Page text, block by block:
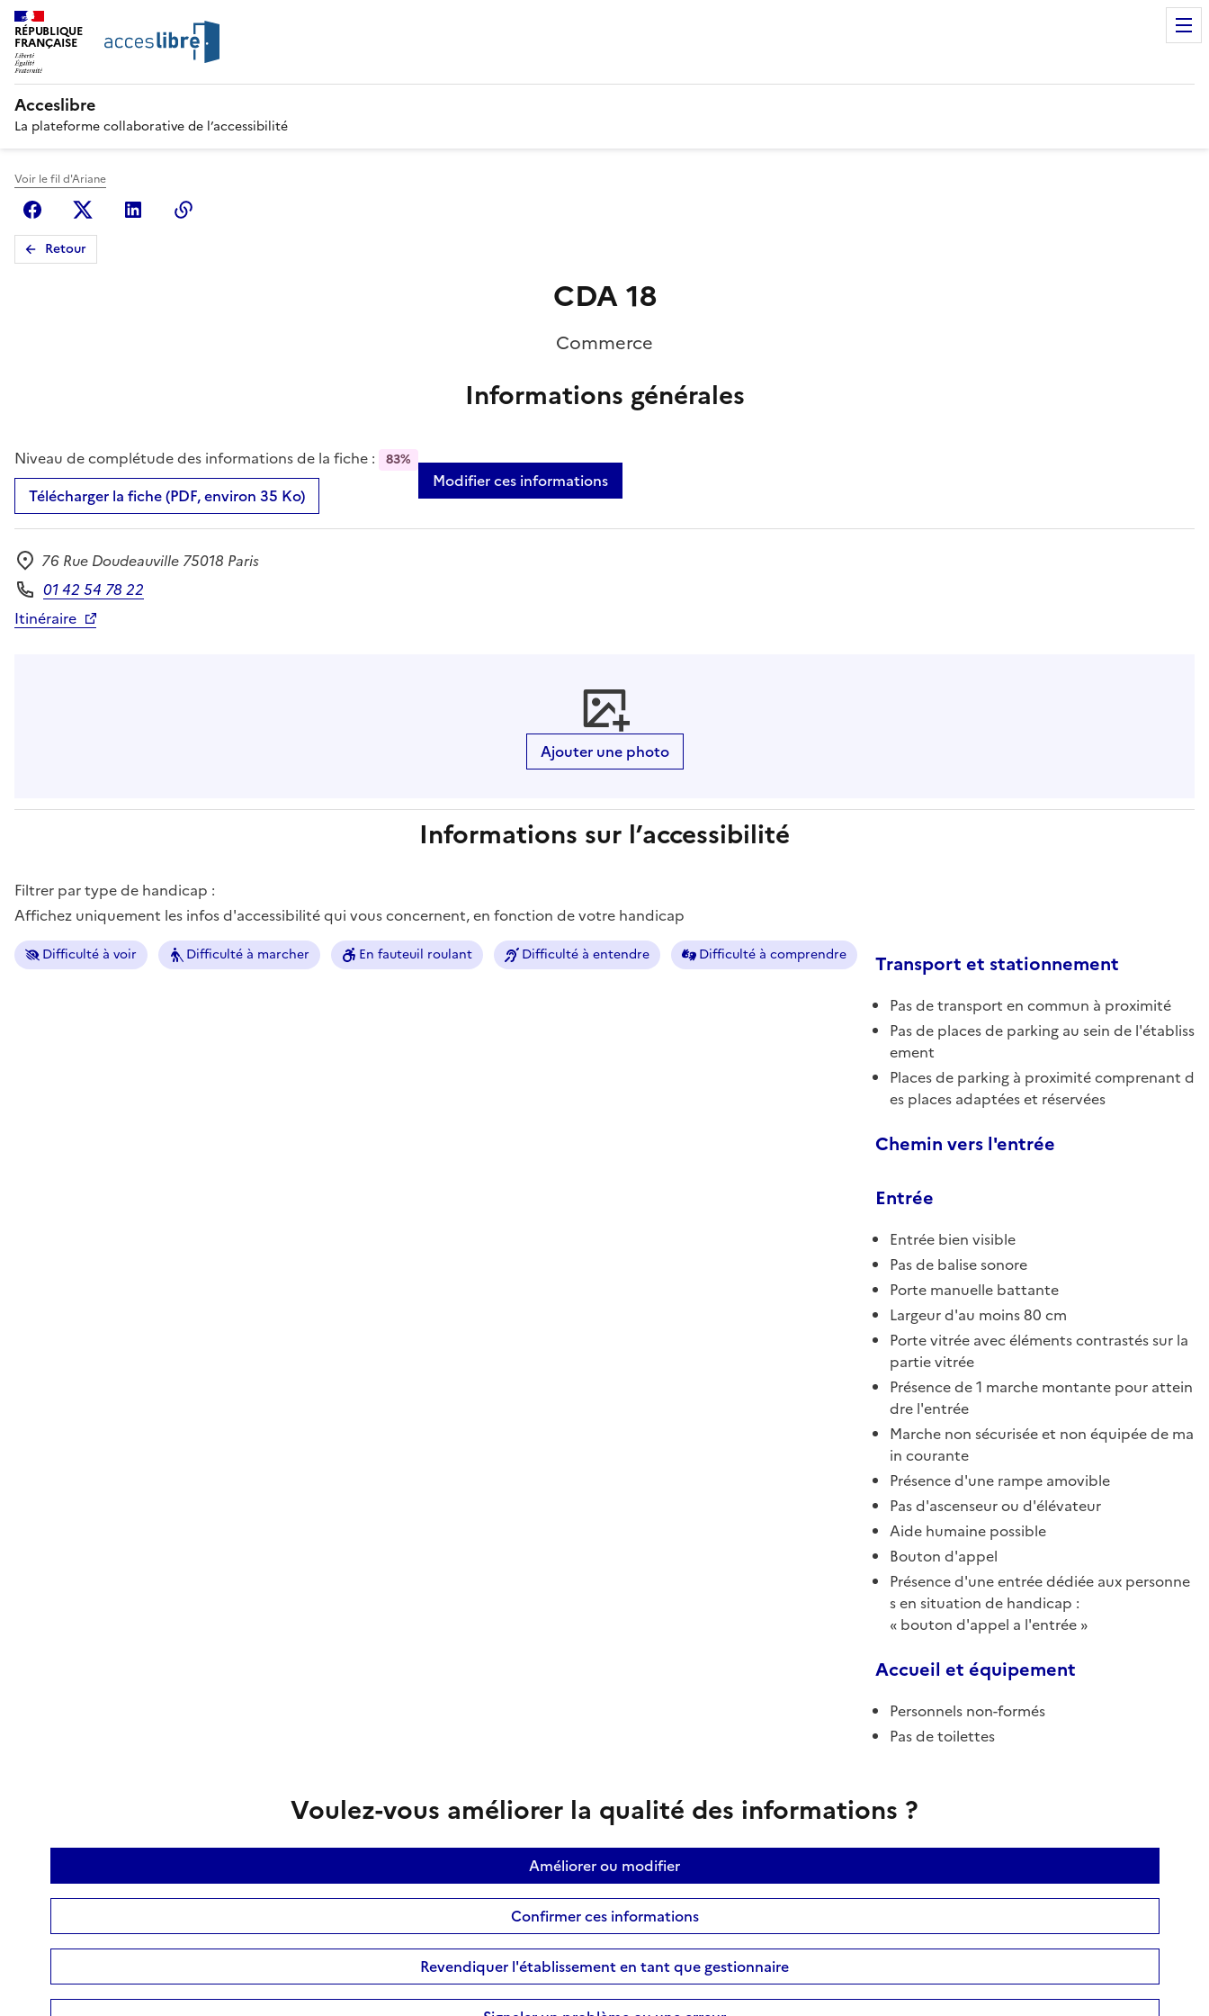
RÉPUBLIQUE
FRANÇAISE
Acceslibre
La plateforme collaborative de l’accessibilité
Voir le fil d'Ariane
FacebookX (anciennement Twitter)
Linkedin
Retour
CDA 18
Commerce
Informations générales
Niveau de complétude des informations de la fiche : 83%
Télécharger la fiche (PDF, environ 35 Ko)
Modifier ces informations
Adresse
76 Rue Doudeauville 75018 Paris
Téléphone
01 42 54 78 22
Itinéraire
Ajouter une photo
Informations sur l’accessibilité
Filtrer par type de handicap :
Affichez uniquement les infos d'accessibilité qui vous concernent, en fonction de votre handicap
Difficulté à voir Difficulté à marcher En fauteuil roulant Difficulté à entendre Difficulté à comprendre Transport et stationnement
Pas de transport en commun à proximité
Pas de places de parking au sein de l'établiss
ement
Places de parking à proximité comprenant d
es places adaptées et réservées
Chemin vers l'entrée
Entrée
Entrée bien visible
Pas de balise sonore
Porte manuelle battante
Largeur d'au moins 80 cm
Porte vitrée avec éléments contrastés sur la
partie vitrée
Présence de 1 marche montante pour attein
dre l'entrée
Marche non sécurisée et non équipée de ma
in courante
Présence d'une rampe amovible
Pas d'ascenseur ou d'élévateur
Aide humaine possible
Bouton d'appel
Présence d'une entrée dédiée aux personne
s en situation de handicap :
bouton d'appel a l'entrée
Accueil et équipement
Personnels non-formés
Pas de toilettes
Voulez-vous améliorer la qualité des informations ?
Améliorer ou modifier
Confirmer ces informations
Revendiquer l'établissement en tant que gestionnaire